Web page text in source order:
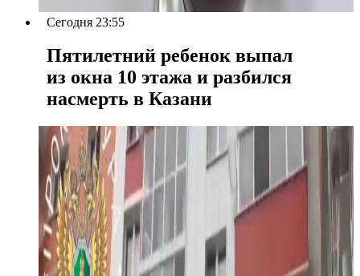
Сегодня 23:55
Пятилетний ребенок выпал
из окна 10 этажа и разбился
насмерть в Казани